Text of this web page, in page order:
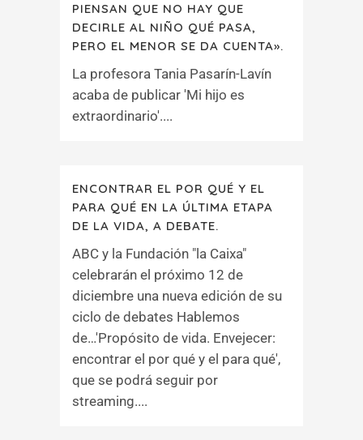
PIENSAN QUE NO HAY QUE
DECIRLE AL NIÑO QUÉ PASA,
PERO EL MENOR SE DA CUENTA».
La profesora Tania Pasarín-Lavín
acaba de publicar 'Mi hijo es
extraordinario'....
ENCONTRAR EL POR QUÉ Y EL
PARA QUÉ EN LA ÚLTIMA ETAPA
DE LA VIDA, A DEBATE.
ABC y la Fundación "la Caixa"
celebrarán el próximo 12 de
diciembre una nueva edición de su
ciclo de debates Hablemos
de…'Propósito de vida. Envejecer:
encontrar el por qué y el para qué',
que se podrá seguir por
streaming....